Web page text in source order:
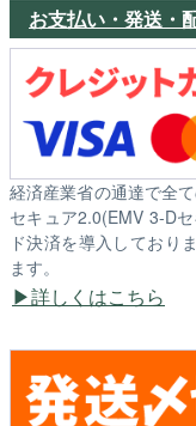
お支払い・発送・
経済産業省の通達で全
セキュア2.0(EMV 3-D
ド決済を導入しており
ます。
詳しくはこちら